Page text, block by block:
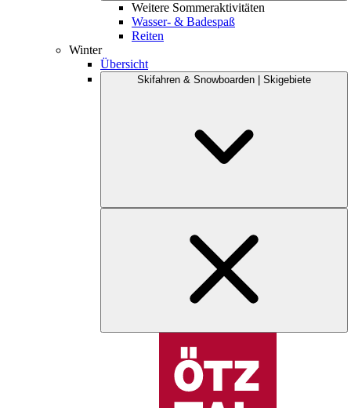
Weitere Sommeraktivitäten
Wasser- & Badespaß
Reiten
Winter
Übersicht
Skifahren & Snowboarden | Skigebiete